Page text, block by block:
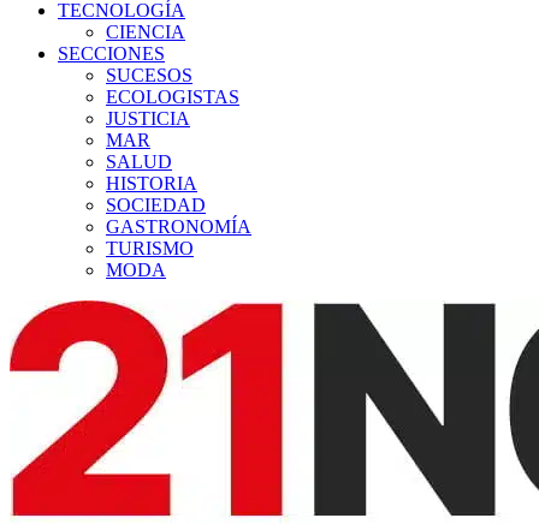
TECNOLOGÍA
CIENCIA
SECCIONES
SUCESOS
ECOLOGISTAS
JUSTICIA
MAR
SALUD
HISTORIA
SOCIEDAD
GASTRONOMÍA
TURISMO
MODA